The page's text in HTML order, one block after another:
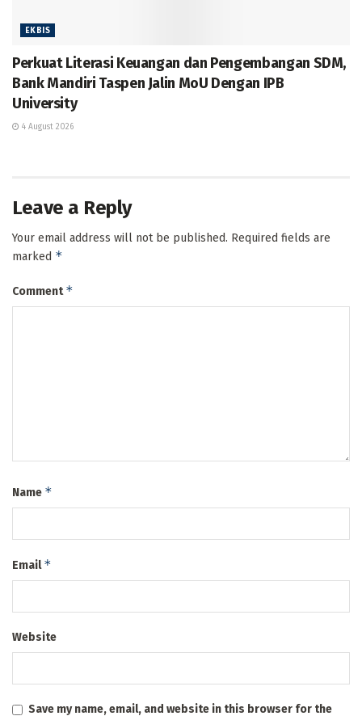
EKBIS
Perkuat Literasi Keuangan dan Pengembangan SDM,
Bank Mandiri Taspen Jalin MoU Dengan IPB
University
4 August 2026
Leave a Reply
Your email address will not be published. Required fields are
marked *
Comment*
Name *
Email*
Website
Save my name, email, and website in this browser for the